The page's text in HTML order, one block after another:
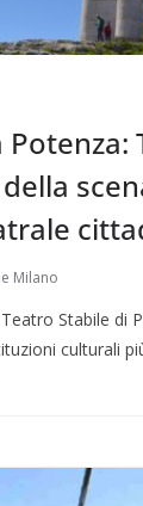
Potenza:
Milano
Stabile di
culturali